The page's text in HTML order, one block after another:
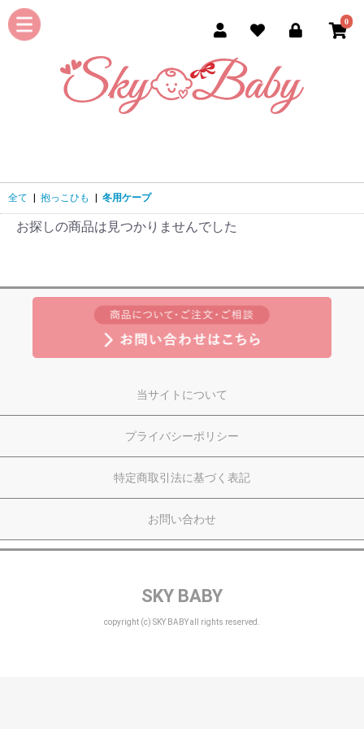
0
全て 抱っこひも 冬用ケープ
お探しの商品は見つかりませんでした
当サイトについて
プライバシーポリシー
特定商取引法に基づく表記
お問い合わせ
SKY BABY
copyright (c) SKY BABY all rights reserved.